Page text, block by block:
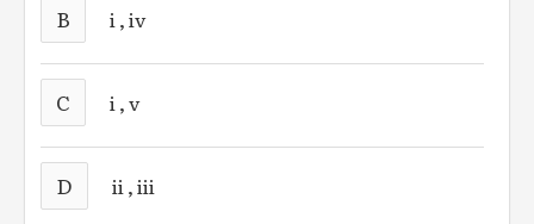
B i , iv
C i , v
D ii , iii